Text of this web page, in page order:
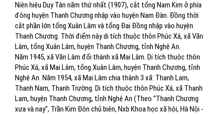
Niên hiệu Duy Tân năm thứ nhất (1907), cắt tổng Nam Kim ở phía
đông huyện Thanh Chương nhập vào huyện Nam Đàn. Đồng thời
cắt phần lớn tổng Xuân Lâm và tổng Đại Đồng nhập vào huyện
Thanh Chương. Thời điểm này di tích thuộc thôn Phúc Xá, xã Văn
Lâm, tổng Xuân Lâm, huyện Thanh Chương, tỉnh Nghệ An.
Năm 1945, xã Văn Lâm đổi thành xã Mai Lâm. Di tích thuộc thôn
Phúc Xá, xã Mai Lâm, tổng Xuân Lâm, huyện Thanh Chương, tỉnh
Nghệ An. Năm 1954, xã Mai Lâm chia thành 3 xã: Thanh Lam,
Thanh Nam, Thanh Trường. Di tích thuộc thôn Phúc Xá, xã Thanh
Lam, huyện Thanh Chương, tỉnh Nghệ An (Theo “Thanh Chương
xưa và nay”, Trần Kim Đôn chủ biên, Nxb Khoa học xã hội, Hà Nội -